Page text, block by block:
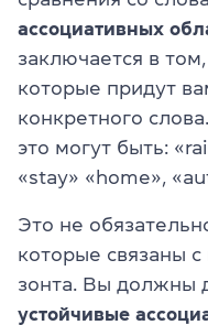
ассоциативных
заключается в
которые придут
конкретного
это могут быть:
«stay» «home»,
Это не
которые связаны
зонта. Вы должны
устойчивые